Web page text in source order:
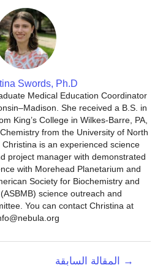
Swords, Ph.D.
Medical Education Coordinator
She received a B.S. in
King’s College in Wilkes-Barre, PA,
from the University of North
is an experienced science
project manager with demonstrated
with Morehead Planetarium and
Society for Biochemistry and
science outreach and
You can contact Christina at
→ المقالة السابقة